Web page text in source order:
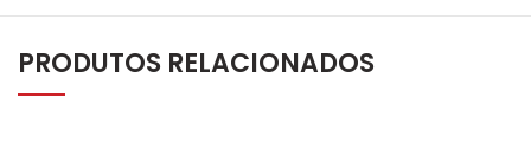
PRODUTOS RELACIONADOS